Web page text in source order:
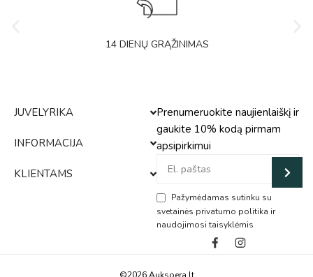
14 DIENŲ GRĄŽINIMAS
JUVELYRIKA
INFORMACIJA
KLIENTAMS
Prenumeruokite naujienlaiškį ir
gaukite 10% kodą pirmam
apsipirkimui
Pažymėdamas sutinku su
svetainės privatumo politika ir
naudojimosi taisyklėmis
Alternative: